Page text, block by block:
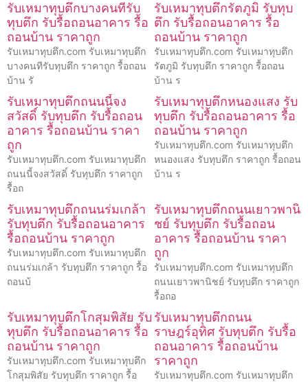
รับเหมาทุบตึกบางคนทีรับ
ทุบตึก รับรื้อถอนอาคาร รื้อ
ถอนบ้าน ราคาถูก
รับเหมาทุบตึก.com รับเหมาทุบตึก
บางคนทีรับทุบตึก ราคาถูก รื้อถอน
บ้าน รั
รับเหมาทุบตึกรัตภูมิ รับทุบ
ตึก รับรื้อถอนอาคาร รื้อ
ถอนบ้าน ราคาถูก
รับเหมาทุบตึก.com รับเหมาทุบตึก
รัตภูมิ รับทุบตึก ราคาถูก รื้อถอน
บ้าน ร
รับเหมาทุบตึกถนนนี้จง
สวัสดิ์ รับทุบตึก รับรื้อถอน
อาคาร รื้อถอนบ้าน ราคา
ถูก
รับเหมาทุบตึก.com รับเหมาทุบตึก
ถนนนี้จงสวัสดิ์ รับทุบตึก ราคาถูก
รื้อถ
รับเหมาทุบตึกหนองแสง รับ
ทุบตึก รับรื้อถอนอาคาร รื้อ
ถอนบ้าน ราคาถูก
รับเหมาทุบตึก.com รับเหมาทุบตึก
หนองแสง รับทุบตึก ราคาถูก รื้อถอน
บ้าน ร
รับเหมาทุบตึกถนนร่มเกล้า
รับทุบตึก รับรื้อถอนอาคาร
รื้อถอนบ้าน ราคาถูก
รับเหมาทุบตึก.com รับเหมาทุบตึก
ถนนร่มเกล้า รับทุบตึก ราคาถูก รื้อ
ถอนบ้
รับเหมาทุบตึกถนนเยาวพานิ
ชย์ รับทุบตึก รับรื้อถอน
อาคาร รื้อถอนบ้าน ราคา
ถูก
รับเหมาทุบตึก.com รับเหมาทุบตึก
ถนนเยาวพานิชย์ รับทุบตึก ราคาถูก
รื้อถอ
รับเหมาทุบตึกโกสุมพิสัย รับ
ทุบตึก รับรื้อถอนอาคาร รื้อ
ถอนบ้าน ราคาถูก
รับเหมาทุบตึก.com รับเหมาทุบตึก
โกสุมพิสัย รับทุบตึก ราคาถูก รื้อ
รับเหมาทุบตึกถนน
ราษฎร์อุทิศ รับทุบตึก รับรื้อ
ถอนอาคาร รื้อถอนบ้าน
ราคาถูก
รับเหมาทุบตึก.com รับเหมาทุบตึก